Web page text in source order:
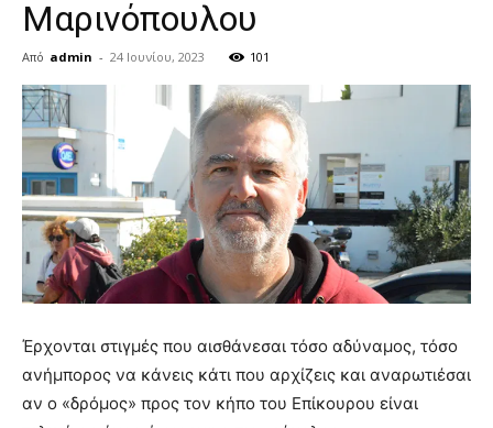
Μαρινόπουλου
Από admin - 24 Ιουνίου, 2023 101
Έρχονται στιγμές που αισθάνεσαι τόσο αδύναμος, τόσο
ανήμπορος να κάνεις κάτι που αρχίζεις και αναρωτιέσαι
αν ο «δρόμος» προς τον κήπο του Επίκουρου είναι